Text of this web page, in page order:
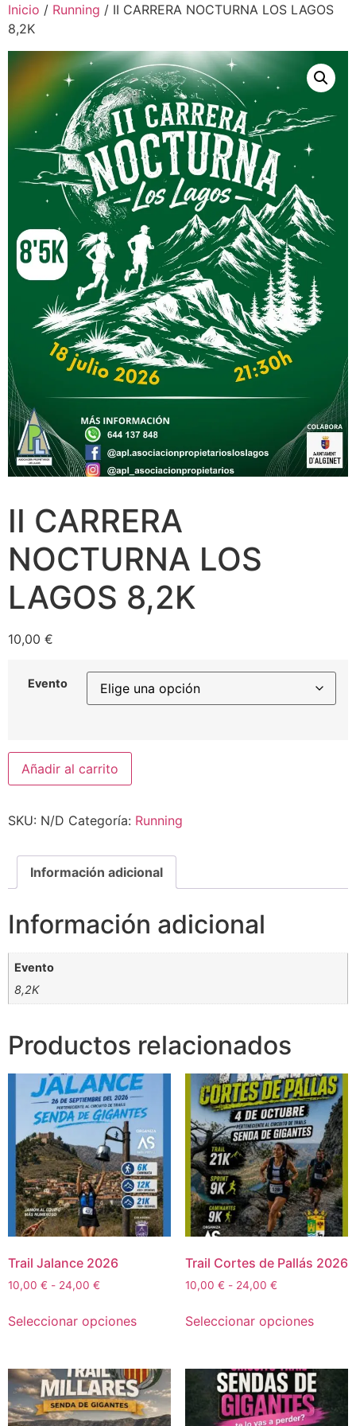
Inicio / Running / II CARRERA NOCTURNA LOS LAGOS
8,2K
II CARRERA
NOCTURNA LOS
LAGOS 8,2K
10,00 €
Evento
Añadir al carrito
SKU: N/D Categoría: Running
Información adicional
Información adicional
Evento
8,2K
Productos relacionados
Trail Jalance 2026
10,00 € - 24,00 €
Seleccionar opciones
Trail Cortes de Pallás 2026
10,00 € - 24,00 €
Seleccionar opciones